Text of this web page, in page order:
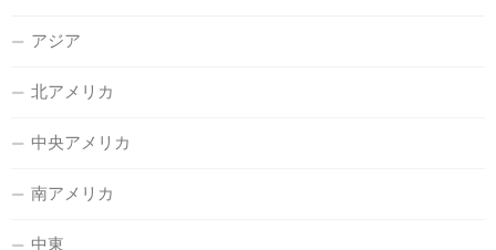
アジア
北アメリカ
中央アメリカ
南アメリカ
中東